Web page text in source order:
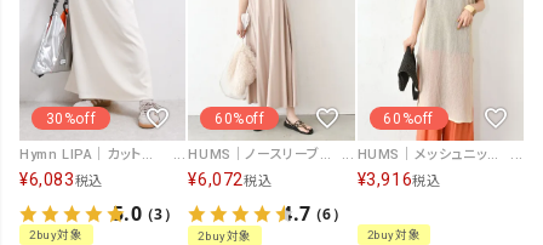
30%off
Hymn LIPA｜カットジャージセミフレアスカート [[IZK25113]][F]
¥6,083税込
5.0（3）
2buy対象
60%off
HUMS｜ノースリーブワンピース [[CJM-0001]][C]
¥6,072税込
4.7（6）
2buy対象
60%off
HUMS｜メッシュニットチュニック [[300252]][C]
¥3,916税込
2buy対象